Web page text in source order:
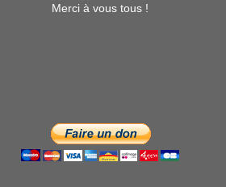
Merci à vous tous !